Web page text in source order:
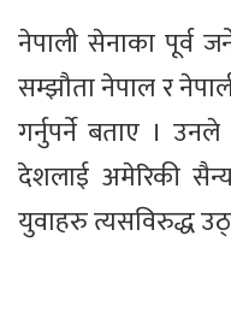
नेपाली सेनाका पूर्व
सम्झौता नेपाल र
गर्नुपर्ने बताए ।
देशलाई अमेरिकी
युवाहरु त्यसविरुद्ध